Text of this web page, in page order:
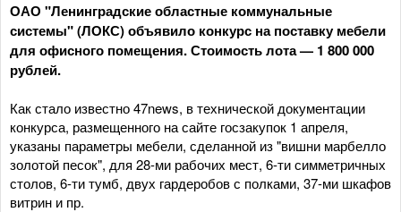
ОАО "Ленинградские областные коммунальные
системы" (ЛОКС) объявило конкурс на поставку мебели
для офисного помещения. Стоимость лота — 1 800 000
рублей.
Как стало известно 47news, в технической документации
конкурса, размещенного на сайте госзакупок 1 апреля,
указаны параметры мебели, сделанной из "вишни марбелло
золотой песок", для 28-ми рабочих мест, 6-ти симметричных
столов, 6-ти тумб, двух гардеробов с полками, 37-ми шкафов
витрин и пр.